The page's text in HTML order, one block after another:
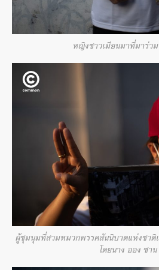
หญิงชาวเมียนมาที่มาร่ว
ผู้ชุมนุมที่สวมหมวกพรรคสันนิบาตแห่งชาติ
โดยนาง ออง ซา